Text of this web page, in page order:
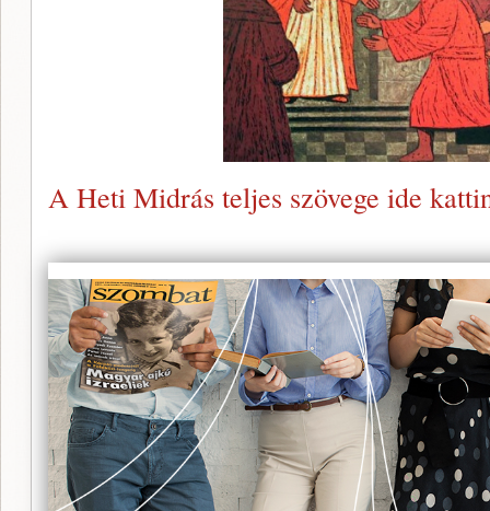
A Heti Midrás teljes szövege ide